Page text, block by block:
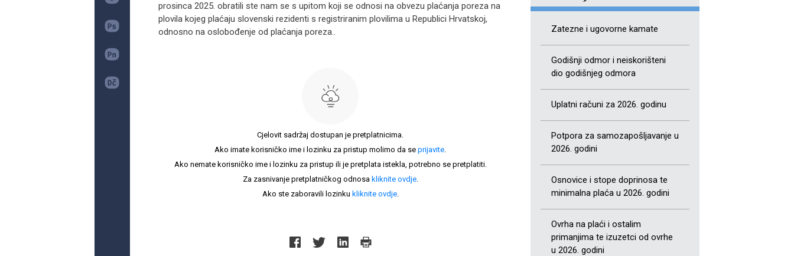
Zatezne i ugovorne kamate
Godišnji odmor i neiskorišteni
dio godišnjeg odmora
Uplatni računi za 2026. godinu
Potpora za samozapošljavanje u
2026. godini
Osnovice i stope doprinosa te
minimalna plaća u 2026. godini
Ovrha na plaći i ostalim
primanjima te izuzetci od ovrhe
u 2026. godini
prosinca 2025. obratili ste nam se s upitom koji se odnosi na obvezu plaćanja poreza na
plovila kojeg plaćaju slovenski rezidenti s registriranim plovilima u Republici Hrvatskoj,
odnosno na oslobođenje od plaćanja poreza..
Cjelovit sadržaj dostupan je pretplatnicima.
Ako imate korisničko ime i lozinku za pristup molimo da se prijavite.
Ako nemate korisničko ime i lozinku za pristup ili je pretplata istekla, potrebno se pretplatiti.
Za zasnivanje pretplatničkog odnosa kliknite ovdje.
Ako ste zaboravili lozinku kliknite ovdje.